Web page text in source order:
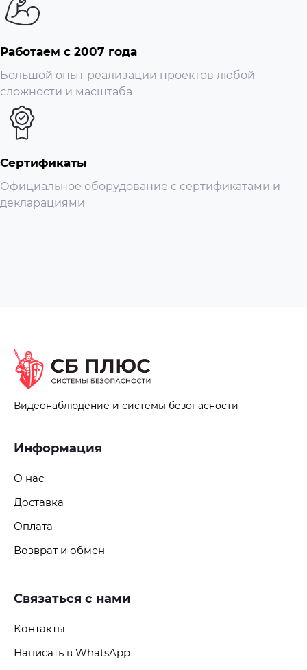
Работаем с 2007 года
Большой опыт реализации проектов любой
сложности и масштаба
Сертификаты
Официальное оборудование с сертификатами и
декларациями
Видеонаблюдение и системы безопасности
Информация
О нас
Доставка
Оплата
Возврат и обмен
Связаться с нами
Контакты
Написать в WhatsApp